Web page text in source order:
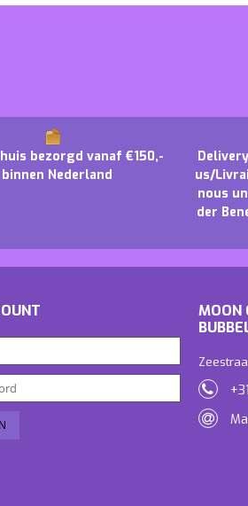
bezorgd vanaf €150,-
binnen Nederland
us/
nous
der
MOON